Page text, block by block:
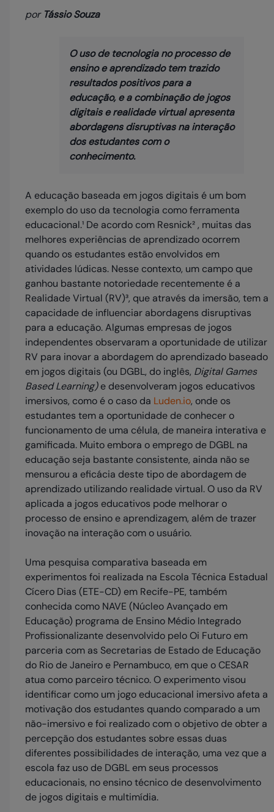
por Tássio Souza
O uso de tecnologia no processo de
ensino e aprendizado tem trazido
resultados positivos para a
educação, e a combinação de jogos
digitais e realidade virtual apresenta
abordagens disruptivas na interação
dos estudantes com o
conhecimento.
A educação baseada em jogos digitais é um bom
exemplo do uso da tecnologia como ferramenta
educacional.¹ De acordo com Resnick² , muitas das
melhores experiências de aprendizado ocorrem
quando os estudantes estão envolvidos em
atividades lúdicas. Nesse contexto, um campo que
ganhou bastante notoriedade recentemente é a
Realidade Virtual (RV)³, que através da imersão, tem a
capacidade de influenciar abordagens disruptivas
para a educação. Algumas empresas de jogos
independentes observaram a oportunidade de utilizar
RV para inovar a abordagem do aprendizado baseado
em jogos digitais (ou DGBL, do inglês, Digital Games
Based Learning)e desenvolveram jogos educativos
imersivos, como é o caso da Luden.io, onde os
estudantes tem a oportunidade de conhecer o
funcionamento de uma célula, de maneira interativa e
gamificada. Muito embora o emprego de DGBL na
educação seja bastante consistente, ainda não se
mensurou a eficácia deste tipo de abordagem de
aprendizado utilizando realidade virtual. O uso da RV
aplicada a jogos educativos pode melhorar o
processo de ensino e aprendizagem, além de trazer
inovação na interação com o usuário.
Uma pesquisa comparativa baseada em
experimentos foi realizada na Escola Técnica Estadual
Cícero Dias (ETE-CD) em Recife-PE, também
conhecida como NAVE (Núcleo Avançado em
Educação) programa de Ensino Médio Integrado
Profissionalizante desenvolvido pelo Oi Futuro em
parceria com as Secretarias de Estado de Educação
do Rio de Janeiro e Pernambuco, em que o CESAR
atua como parceiro técnico. O experimento visou
identificar como um jogo educacional imersivo afeta a
motivação dos estudantes quando comparado a um
não-imersivo e foi realizado com o objetivo de obter a
percepção dos estudantes sobre essas duas
diferentes possibilidades de interação, uma vez que a
escola faz uso de DGBL em seus processos
educacionais, no ensino técnico de desenvolvimento
de jogos digitais e multimídia.